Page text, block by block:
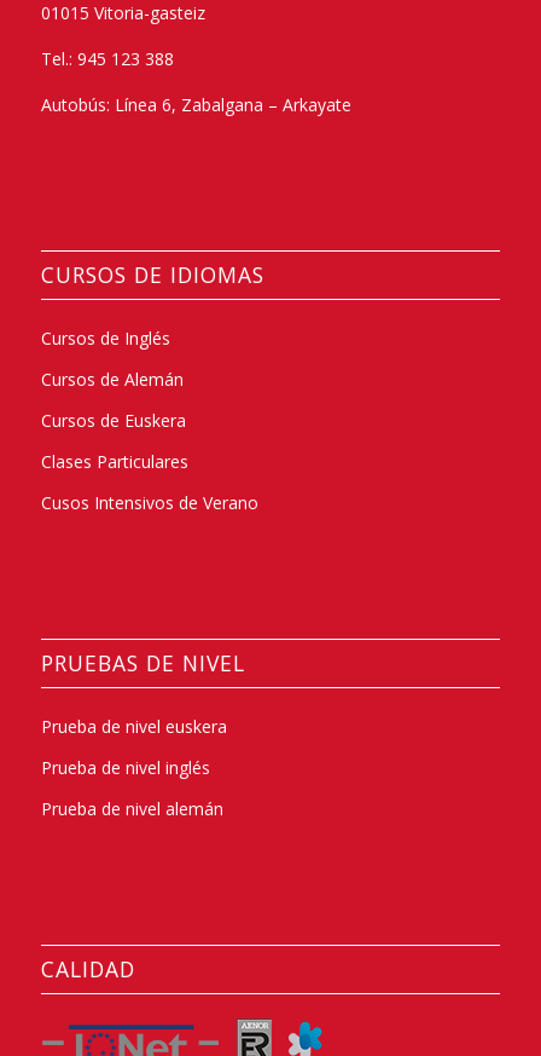
01015 Vitoria-gasteiz
Tel.: 945 123 388
Autobús: Línea 6, Zabalgana – Arkayate
CURSOS DE IDIOMAS
Cursos de Inglés
Cursos de Alemán
Cursos de Euskera
Clases Particulares
Cusos Intensivos de Verano
PRUEBAS DE NIVEL
Prueba de nivel euskera
Prueba de nivel inglés
Prueba de nivel alemán
CALIDAD